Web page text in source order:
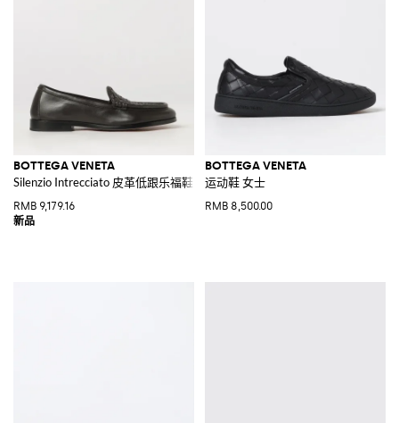
BOTTEGA VENETA
Silenzio Intrecciato 皮革低跟乐福鞋
RMB 9,179.16
BOTTEGA VENETA
运动鞋 女士
RMB 8,500.00